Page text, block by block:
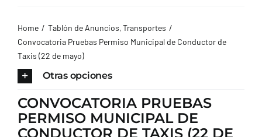
AYUNTAMIENTO
TURISMO
Home Tablón de Anuncios Transportes
Convocatoria Pruebas Permiso Municipal de Conductor de
Taxis (22 de mayo)
Otras opciones
CONVOCATORIA PRUEBAS
PERMISO MUNICIPAL DE
CONDUCTOR DE TAXIS (22 DE